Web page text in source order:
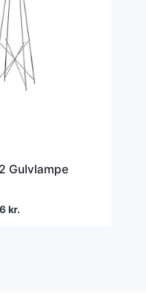
Gulvlampe
kr.Den